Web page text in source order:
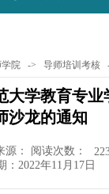
院 -> 导师培训考核
大学教育专业
沙龙的通知
源： 阅读次数：
：2022年11月17日